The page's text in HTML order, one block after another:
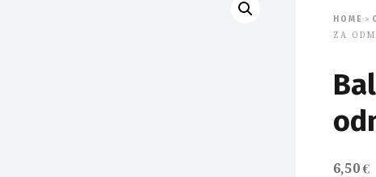
HOME >
ZA
6,50€